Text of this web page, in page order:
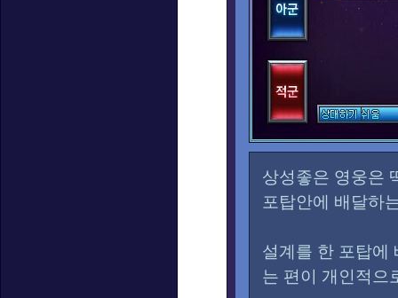
상성좋은 영웅은
포탑안에 배달하
설계를 한 포탑에
는 편이 개인적으